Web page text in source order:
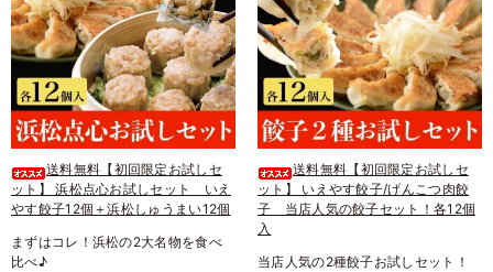
送料無料【初回限定お試しセ
ット】 浜松点心お試しセット いえ
やす餃子12個＋浜松しゅうまい12個
まずはコレ！浜松の2大名物を食べ
比べ♪
送料無料【初回限定お試しセ
ット】 いえやす餃子/げんこつ肉餃
子 当店人気の餃子セット！各12個
入
当店人気の2種餃子お試しセット！